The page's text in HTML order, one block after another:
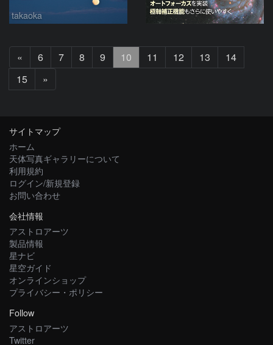
takaoka
«
へ
6 7 8 9 10 11 12 13
14
15
»
へ
サイトマップ
ホーム
天体写真ギャラリーについて
利用規約
ログイン/新規登録
お問い合わせ
会社情報
アストロアーツ
製品情報
星ナビ
星空ガイド
オンラインショップ
プライバシー・ポリシー
Follow
アストロアーツ
Twitter